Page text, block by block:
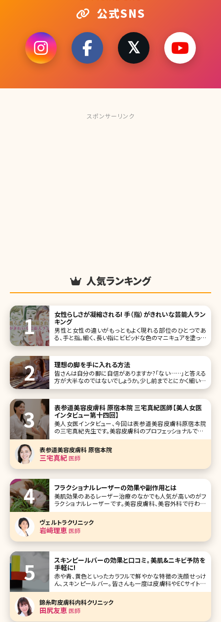
公式SNS
スポンサーリンク
人気ランキング
女性らしさが凝縮される! 手（指）がきれいな芸能人ラン
キング
男性と女性の違いがもっともよく現れる部位のひとつであ
る、手と指。細く、長い指にビビッドな色のマニキュアを塗って
いるきれいな女性は、女性から見てもドキッとする瞬間があ
せない美しい手肌を保つためには美容皮膚科で行われてい
る施術が有効です。手
理想の脚を手に入れる方法
皆さんは自分の脚に自信がありますか?「ない……」と答える
方が大半なのではないでしょうか。少し前までとにかく細い脚
が理想と考えられていましたが、最近ではメリハリのある脚
理想の脚をもつ芸能人を紹介しながら、理想の脚に近づけ
る方法について詳しく紹介し
表参道美容皮膚科 原宿本院 三宅真紀医師【美人女医
インタビュー第十四回】
美人女医インタビュー、今回は表参道美容皮膚科原宿本院
の三宅真紀先生です。美容皮膚科のプロフェッショナルで、レ
ーザー治療、ヒアルロン酸、ボトックスなどのアンチエイジン
グ系注入治療に造詣が深く、数多くの症例を経験されていま
す。そんな美人女医に、お肌のケア法から医師の指導法まで
聞いてきました。 学生時代
表参道美容皮膚科 原宿本院
三宅真紀医師
フラクショナルレーザーの効果や副作用とは
美肌効果のあるレーザー治療のなかでも人気が高いのがフ
ラクショナルレーザーです。美容皮膚科、美容外科で行われ
るレーザーの治療はいくつか種類がありますが、フラクショナ
ルレーザーにはどのような特徴があるのでしょうか。ここでは
フラクショナルレーザーの基本的な知識から最新の施術情
報まで詳しくお伝えしていきます
ヴェルトラクリニック
岩﨑理恵医師
スキンピールバーの効果と口コミ。美肌&ニキビ予防を
手軽に!
赤や青、黄色といったカラフルで鮮やかな特徴の洗顔せっけ
ん、スキンピールバー。皆さんも一度は皮膚科やECサイトな
どで見かけたことがあるのではないでしょうか。ピーリング効
果のあるせっけんで、洗顔感覚でピーリングできるというア
イテムです。興
錦糸町皮膚科内科クリニック
田尻友恵医師